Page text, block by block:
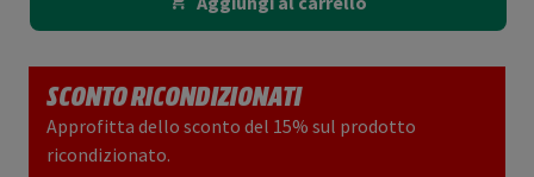
SCONTO RICONDIZIONATI
Approfitta dello sconto del 15% sul prodotto
ricondizionato.